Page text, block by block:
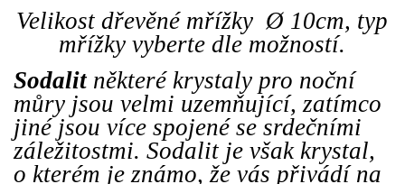
Velikost dřevěné mřížky Ø 10cm, typ
mřížky vyberte dle možností.
Sodalit některé krystaly pro noční
můry jsou velmi uzemňující, zatímco
jiné jsou více spojené se srdečními
záležitostmi. Sodalit je však krystal,
o kterém je známo, že vás přivádí na